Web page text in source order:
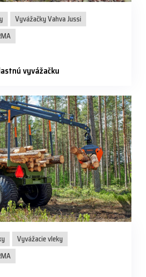
Vyvážačky Vahva Jussi
vyvážačku
Vyvážacie vleky